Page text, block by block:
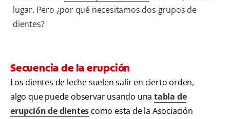
lugar. Pero ¿por qué necesitamos dos grupos de
dientes?
Secuencia de la erupción
Los dientes de leche suelen salir en cierto orden,
algo que puede observar usando unatabla de
erupción de dientes como esta de la Asociación